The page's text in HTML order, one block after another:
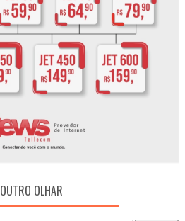
OUTRO OLHAR